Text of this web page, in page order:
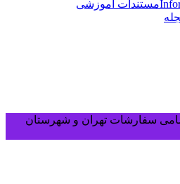
مستندات آموزشی
سفارشات تهران و شهرستان